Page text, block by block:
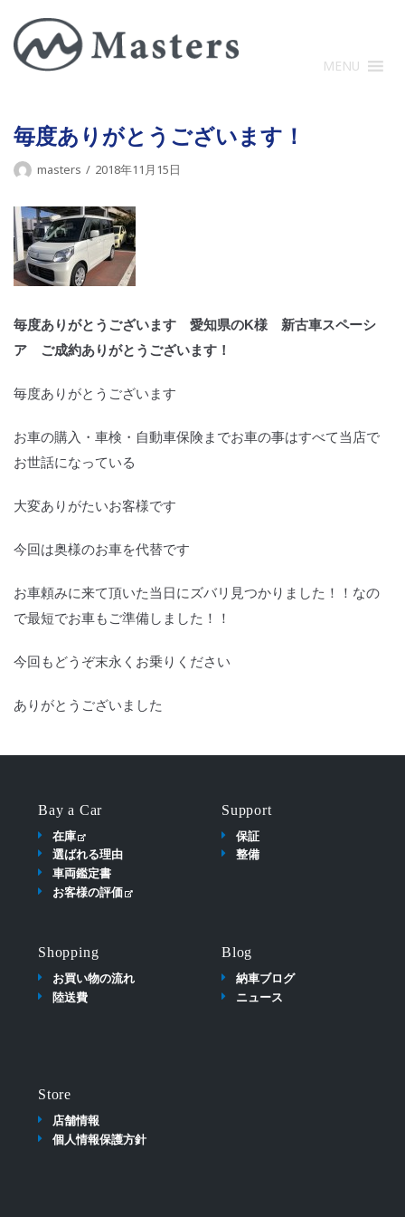
コ
ン
テ
に
ス
キ
プ
MENU
毎度ありがとうございます！
masters 2018年11月15日
毎度ありがとうございます 愛知県のK様 新古車スペーシ
ア ご成約ありがとうございます！
毎度ありがとうございます
お車の購入・車検・自動車保険までお車の事はすべて当店で
お世話になっている
大変ありがたいお客様です
今回は奥様のお車を代替です
お車頼みに来て頂いた当日にズバリ見つかりました！！なの
で最短でお車もご準備しました！！
今回もどうぞ末永くお乗りください
ありがとうございました
Bay a Car
在庫
選ばれる理由
車両鑑定書
お客様の評価
Support
保証
整備
Shopping
お買い物の流れ
陸送費
Blog
納車ブログ
ニュース
Store
店舗情報
個人情報保護方針